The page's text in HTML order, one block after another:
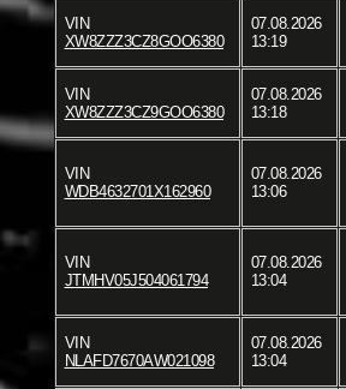
VIN
XW8ZZZ3CZ8GOO6380
07.08.2026
13:19
VIN
XW8ZZZ3CZ9GOO6380
07.08.2026
13:18
VIN
WDB4632701X162960
07.08.2026
13:06
VIN
JTMHV05J504061794
07.08.2026
13:04
VIN
NLAFD7670AW021098
07.08.2026
13:04